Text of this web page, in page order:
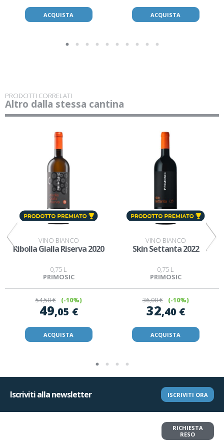
ACQUISTA ACQUISTA
PRODOTTI CORRELATI
Altro dalla stessa cantina
VINO BIANCO
Ribolla Gialla Riserva 2020
0,75 L
PRIMOSIC
54,50 € (-10%)
49,05 €
ACQUISTA
VINO BIANCO
Skin Settanta 2022
0,75 L
PRIMOSIC
36,00 € (-10%)
32,40 €
ACQUISTA
Iscriviti alla newsletter ISCRIVITI ORA
RICHIESTA
RESO